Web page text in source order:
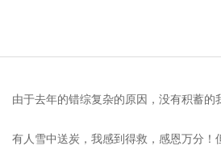
由于去年的错综复杂的原因，没有积蓄的
有人雪中送炭，我感到得救，感恩万分！